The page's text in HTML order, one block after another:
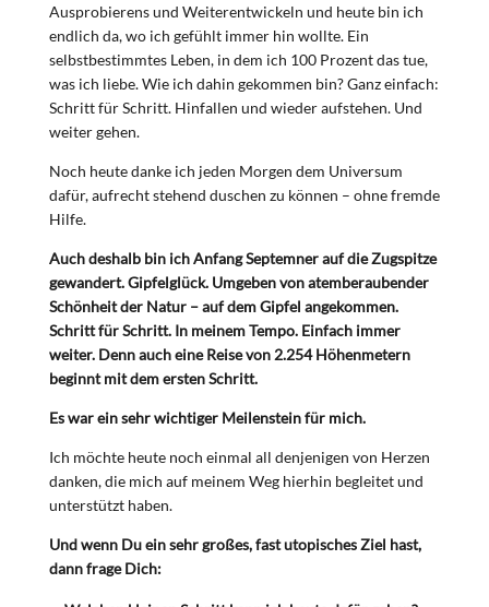
Ausprobierens und Weiterentwickeln und heute bin ich
endlich da, wo ich gefühlt immer hin wollte. Ein
selbstbestimmtes Leben, in dem ich 100 Prozent das tue,
was ich liebe. Wie ich dahin gekommen bin? Ganz einfach:
Schritt für Schritt. Hinfallen und wieder aufstehen. Und
weiter gehen.
Noch heute danke ich jeden Morgen dem Universum
dafür, aufrecht stehend duschen zu können – ohne fremde
Hilfe.
Auch deshalb bin ich Anfang Septemner auf die Zugspitze
gewandert. Gipfelglück. Umgeben von atemberaubender
Schönheit der Natur – auf dem Gipfel angekommen.
Schritt für Schritt. In meinem Tempo. Einfach immer
weiter. Denn auch eine Reise von 2.254 Höhenmetern
beginnt mit dem ersten Schritt.
Es war ein sehr wichtiger Meilenstein für mich.
Ich möchte heute noch einmal all denjenigen von Herzen
danken, die mich auf meinem Weg hierhin begleitet und
unterstützt haben.
Und wenn Du ein sehr großes, fast utopisches Ziel hast,
dann frage Dich: